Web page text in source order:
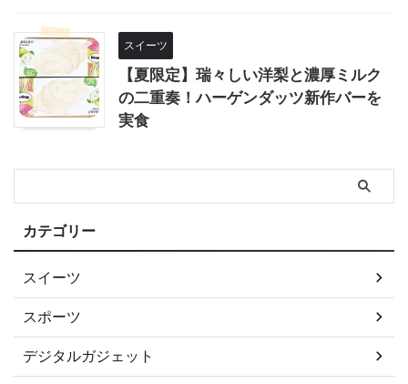
スイーツ
【夏限定】瑞々しい洋梨と濃厚ミルク
の二重奏！ハーゲンダッツ新作バーを
実食
カテゴリー
スイーツ
スポーツ
デジタルガジェット